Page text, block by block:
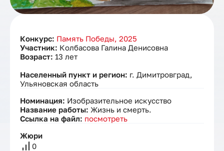
Конкурс: Память Победы, 2025
Участник: Колбасова Галина Денисовна
Возраст: 13 лет
Населенный пункт и регион: г. Димитровград,
Ульяновская область
Номинация: Изобразительное искусство
Название работы: Жизнь и смерть.
Ссылка на файл: посмотреть
Жюри
0